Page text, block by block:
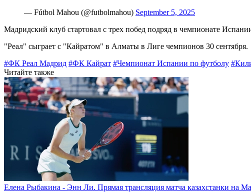
— Fútbol Mahou (@futbolmahou) September 5, 2025
Мадридский клуб стартовал с трех побед подряд в чемпионате
"Реал" сыграет с "Кайратом" в Алматы в Лиге чемпионов 30 сентября.
#ФК Реал Мадрид #ФК Кайрат #Чемпионат Испании по футболу
Читайте также
Елена Рыбакина - Энн Ли. Прямая трансляция матча казахстанки на